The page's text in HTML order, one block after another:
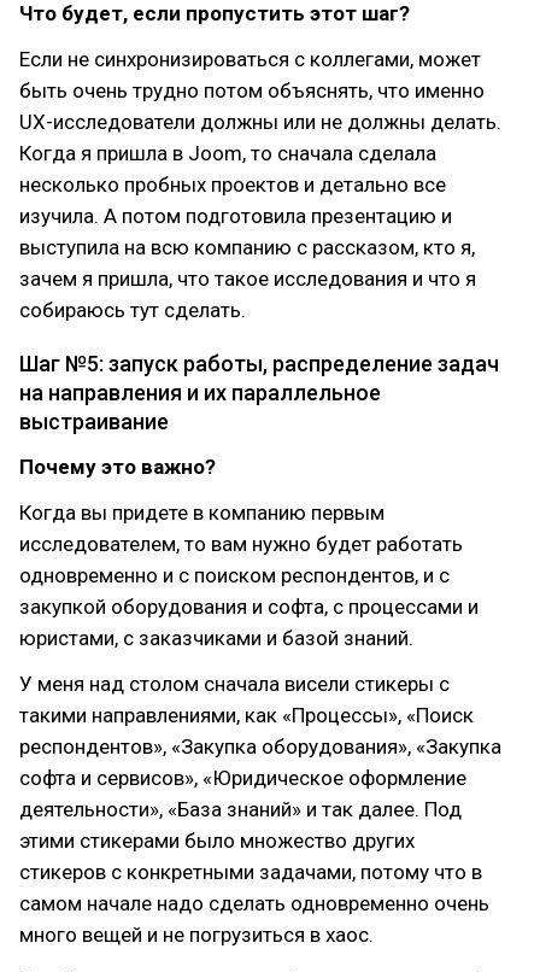
Что будет, если пропустить этот шаг?
Если не синхронизироваться с коллегами, может
быть очень трудно потом объяснять, что именно
UX-исследователи должны или не должны делать.
Когда я пришла в Joom, то сначала сделала
несколько пробных проектов и детально все
изучила. А потом подготовила презентацию и
выступила на всю компанию с рассказом, кто я,
зачем я пришла, что такое исследования и что я
собираюсь тут сделать.
Шаг №5: запуск работы, распределение задач
на направления и их параллельное
выстраивание
Почему это важно?
Когда вы придете в компанию первым
исследователем, то вам нужно будет работать
одновременно и с поиском респондентов, и с
закупкой оборудования и софта, с процессами и
юристами, с заказчиками и базой знаний.
У меня над столом сначала висели стикеры с
такими направлениями, как «Процессы», «Поиск
респондентов», «Закупка оборудования», «Закупка
софта и сервисов», «Юридическое оформление
деятельности», «База знаний» и так далее. Под
этими стикерами было множество других
стикеров с конкретными задачами, потому что в
самом начале надо сделать одновременно очень
много вещей и не погрузиться в хаос.